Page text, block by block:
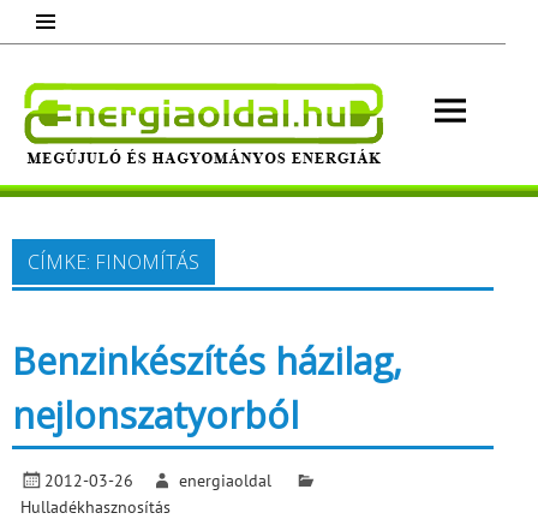
content
Megújuló és hagyományos energiák.
Minden, ami energia!
CÍMKE: FINOMÍTÁS
Benzinkészítés házilag,
nejlonszatyorból
2012-03-26
energiaoldal
Hulladékhasznosítás